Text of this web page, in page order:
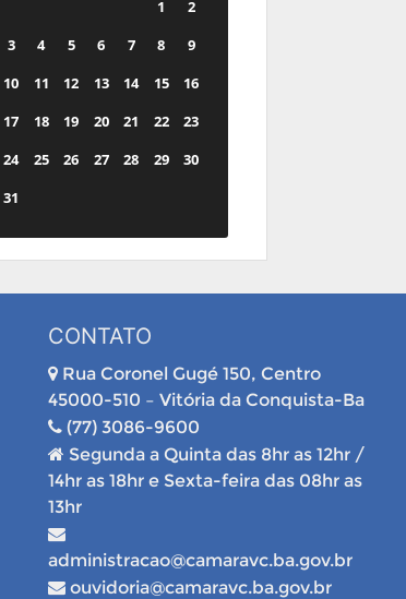
1
2
3
4 5 6 7 8
9
10
11 12 13 14 15
16
17
18 19 20 21 22
23
24
25 26 27 28 29
30
31
CONTATO
Rua Coronel Gugé 150, Centro
45000-510 – Vitória da Conquista-Ba
(77) 3086-9600
Segunda a Quinta das 8hr as 12hr /
14hr as 18hr e Sexta-feira das 08hr as
13hr
administracao@camaravc.ba.gov.br
ouvidoria@camaravc.ba.gov.br